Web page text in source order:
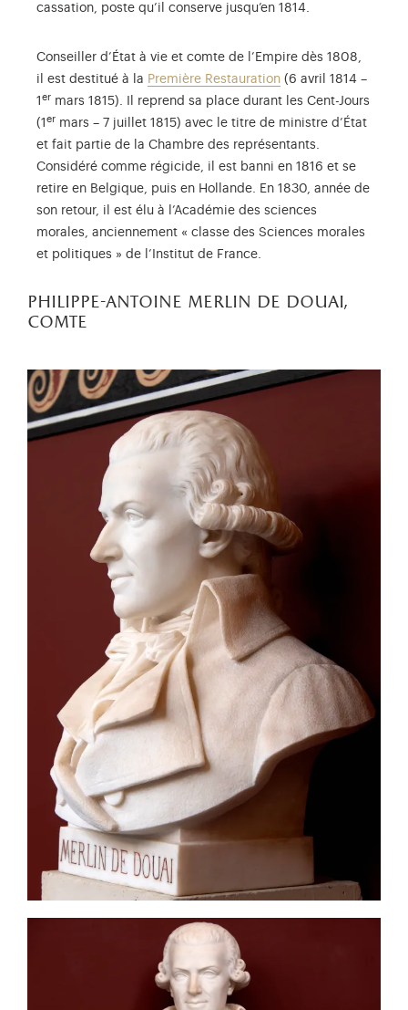
cassation, poste qu’il conserve jusqu’en 1814.
Conseiller d’État à vie et comte de l’Empire dès 1808,
il est destitué à la Première Restauration (6 avril 1814 –
1 er mars 1815). Il reprend sa place durant les Cent-Jours
(1 er mars – 7 juillet 1815) avec le titre de ministre d’État
et fait partie de la Chambre des représentants.
Considéré comme régicide, il est banni en 1816 et se
retire en Belgique, puis en Hollande. En 1830, année de
son retour, il est élu à l’Académie des sciences
morales, anciennement « classe des Sciences morales
et politiques » de l’Institut de France.
philippe-antoine merlin de douai,
comte